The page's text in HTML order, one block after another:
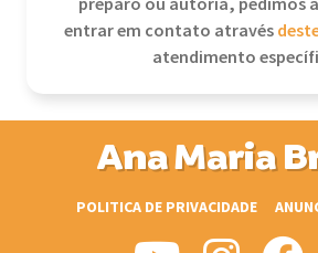
preparo ou autoria, pedimos
entrar em contato através
atendimento
Ana Maria
POLITICA DE PRIVACIDADE